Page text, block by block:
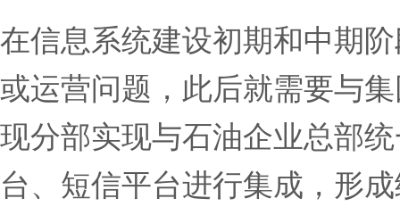
在信息系统建设初期和中期
或运营问题，此后就需要与
现分部实现与石油企业总部
台、短信平台进行集成，形